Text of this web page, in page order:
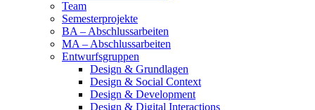
Team
Semesterprojekte
BA – Abschlussarbeiten
MA – Abschlussarbeiten
Entwurfsgruppen
Design & Grundlagen
Design & Social Context
Design & Development
Design & Digital Interactions